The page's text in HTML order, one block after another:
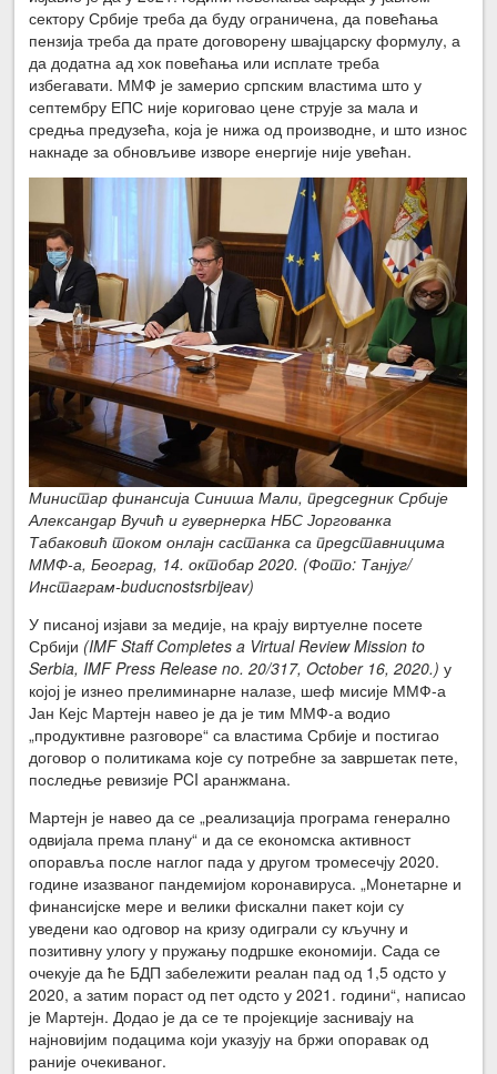
сектору Србије треба да буду ограничена, да повећања
пензија треба да прате договорену швајцарску формулу, а
да додатна ад хок повећања или исплате треба
избегавати. ММФ је замерио српским властима што у
септембру ЕПС није кориговао цене струје за мала и
средња предузећа, која је нижа од производне, и што износ
накнаде за обновљиве изворе енергије није увећан.
Министар финансија Синиша Мали, председник Србије
Александар Вучић и гувернерка НБС Јоргованка
Табаковић током онлајн састанка са представницима
ММФ-а, Београд, 14. октобар 2020. (Фото: Танјуг/
Инстаграм-buducnostsrbijeav)
У писаној изјави за медије, на крају виртуелне посете
Србији (IMF Staff Completes a Virtual Review Mission to
Serbia, IMF Press Release no. 20/317, October 16, 2020.) у
којој је изнео прелиминарне налазе, шеф мисије ММФ-а
Јан Кејс Мартејн навео је да је тим ММФ-а водио
„продуктивне разговоре“ са властима Србије и постигао
договор о политикама које су потребне за завршетак пете,
последње ревизије PCI аранжмана.
Мартејн је навео да се „реализација програма генерално
одвијала према плану“ и да се економска активност
опоравља после наглог пада у другом тромесечју 2020.
године изазваног пандемијом коронавируса. „Монетарне и
финансијске мере и велики фискални пакет који су
уведени као одговор на кризу одиграли су кључну и
позитивну улогу у пружању подршке економији. Сада се
очекује да ће БДП забележити реалан пад од 1,5 одсто у
2020, а затим пораст од пет одсто у 2021. години“, написао
је Мартејн. Додао је да се те пројекције заснивају на
најновијим подацима који указују на бржи опоравак од
раније очекиваног.